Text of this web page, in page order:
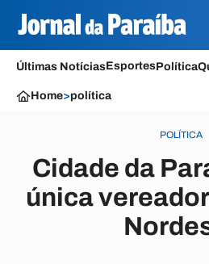
Últimas NotíciasEsportesPolítica
Home>política
POLÍTICA
Cidade da
única